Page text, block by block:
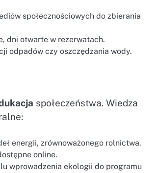
społecznościowych do zbierania
dni otwarte w rezerwatach.
odpadów czy oszczędzania wody.
społeczeństwa. Wiedza
energii, zrównoważonego rolnictwa.
online.
wprowadzenia ekologii do programu